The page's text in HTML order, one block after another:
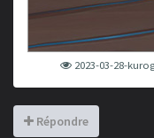
2023-03-28-
Répondre